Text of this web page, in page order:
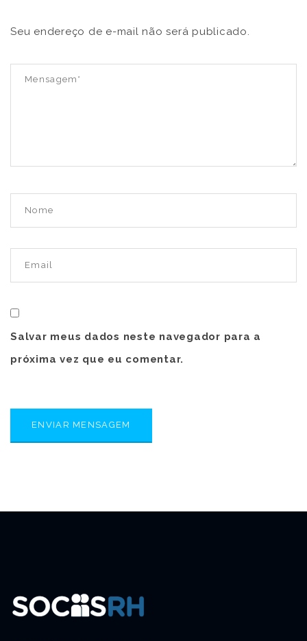
Seu endereço de e-mail não será publicado.
Salvar meus dados neste navegador para a
próxima vez que eu comentar.